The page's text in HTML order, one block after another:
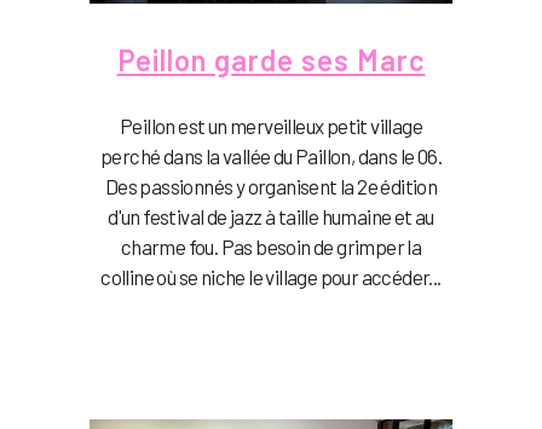
Peillon garde ses Marc
Peillon est un merveilleux petit village
perché dans la vallée du Paillon, dans le 06.
Des passionnés y organisent la 2e édition
d'un festival de jazz à taille humaine et au
charme fou. Pas besoin de grimper la
colline où se niche le village pour accéder...